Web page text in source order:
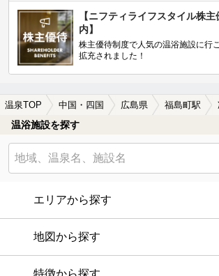
【ニフティライフスタイル株
内】
株主優待制度で人気の温浴施設に行
拡充されました！
温泉TOP 中国・四国 広島県 福島町駅
温浴施設を探す
エリアから探す
地図から探す